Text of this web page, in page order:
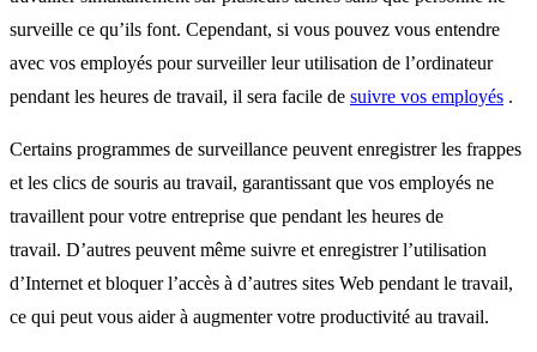
surveille ce qu’ils font. Cependant, si vous pouvez vous entendre
avec vos employés pour surveiller leur utilisation de l’ordinateur
pendant les heures de travail, il sera facile de suivre vos employés .
Certains programmes de surveillance peuvent enregistrer les frappes
et les clics de souris au travail, garantissant que vos employés ne
travaillent pour votre entreprise que pendant les heures de
travail. D’autres peuvent même suivre et enregistrer l’utilisation
d’Internet et bloquer l’accès à d’autres sites Web pendant le travail,
ce qui peut vous aider à augmenter votre productivité au travail.